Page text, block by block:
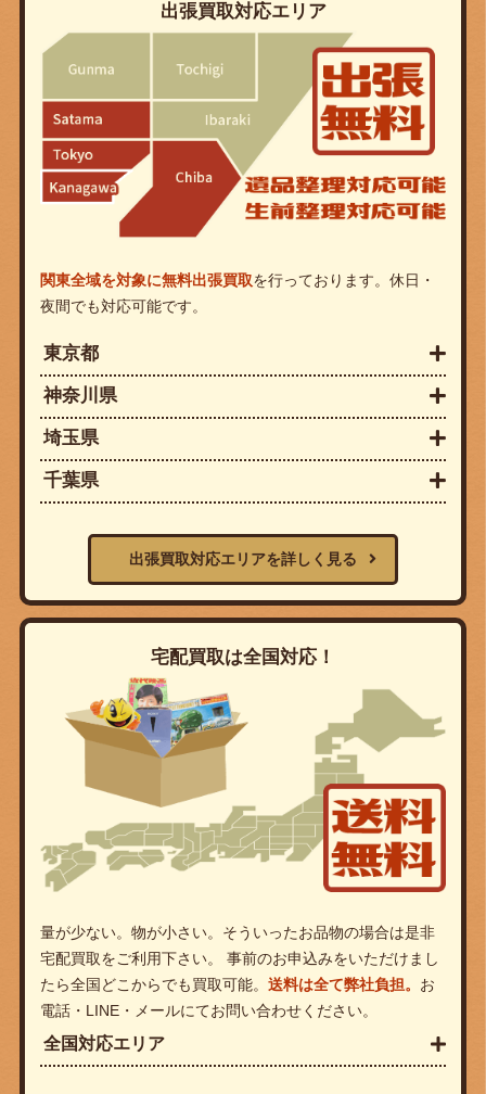
出張買取対応エリア
関東全域を対象に無料出張買取を行っております。休日・
夜間でも対応可能です。
東京都
神奈川県
埼玉県
千葉県
出張買取対応エリアを詳しく見る
宅配買取は全国対応！
量が少ない。物が小さい。そういったお品物の場合は是非
宅配買取をご利用下さい。 事前のお申込みをいただけまし
たら全国どこからでも買取可能。 送料は全て弊社負担。 お
電話・LINE・メールにてお問い合わせください。
全国対応エリア